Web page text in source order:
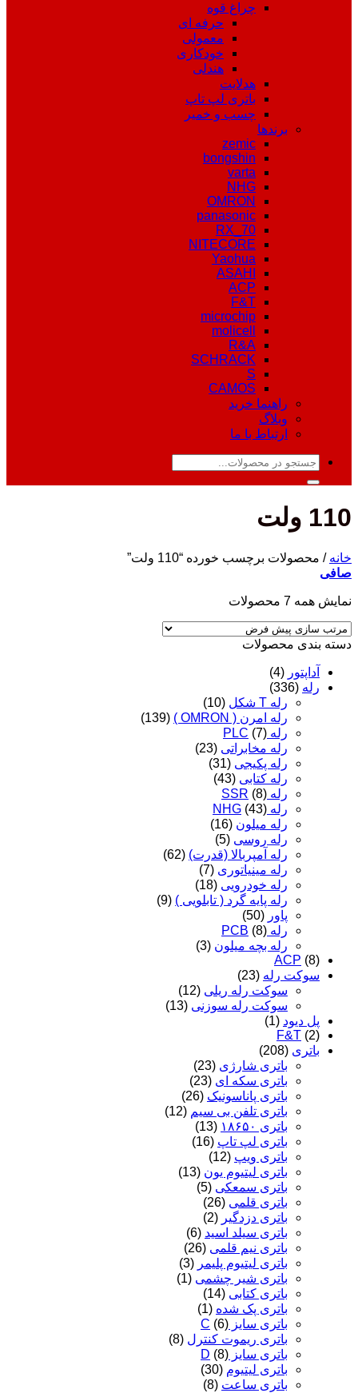
چراغ قوه
حرفه ای
معمولی
خودکاری
هندلی
هدلایت
باتری لپ تاپ
چسب و خمیر
برندها
zemic
bongshin
varta
NHG
OMRON
panasonic
RX_70
NITECORE
Yaohua
ASAHI
ACP
F&T
microchip
molicell
R&A
SCHRACK
S
CAMOS
راهنما خرید
وبلاگ
ارتباط با ما
جستجو
110 ولت
خانه / محصولات برچسب خورده “110 ولت”
صافی
نمایش همه 7 محصولات
دسته‌ بندی محصولات
آداپتور (4)
رله (336)
رله T شکل
(10)
رله امرن ( OMRON )
(139)
رله PLC (7)
رله مخابراتی (23)
رله پکیجی (31)
رله کتابی (43)
رله SSR (8)
رله NHG (43)
رله میلون (16)
رله روسی (5)
رله آمپربالا (قدرت) (62)
رله مینیاتوری (7)
رله خودرویی (18)
رله پایه گرد ( تابلویی ) (9)
پاور (50)
رله PCB (8)
رله بچه میلون (3)
ACP (8)
سوکت رله (23)
سوکت رله ریلی (12)
سوکت رله سوزنی (13)
پل دیود (1)
F&T (2)
باتری (208)
باتری شارژی (23)
باتری سکه ای (23)
باتری پاناسونیک (26)
باتری تلفن بی سیم (12)
باتری ۱۸۶۵۰
(13)
باتری لپ تاپ (16)
باتری ویپ (12)
باتری لیتیوم یون (13)
باتری سمعکی (5)
باتری قلمی (26)
باتری دزدگیر (2)
باتری سیلد اسید (6)
باتری نیم قلمی (26)
باتری لیتیوم پلیمر (3)
باتری شیر چشمی (1)
باتری کتابی (14)
باتری پک شده (1)
باتری سایز C (6)
باتری ریموت کنترل (8)
باتری سایز D (8)
باتری لیتیوم (30)
باتری ساعت (8)